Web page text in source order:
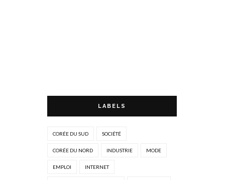
LABELS
CORÉE DU SUD SOCIÉTÉ
CORÉE DU NORD INDUSTRIE MODE
EMPLOI INTERNET